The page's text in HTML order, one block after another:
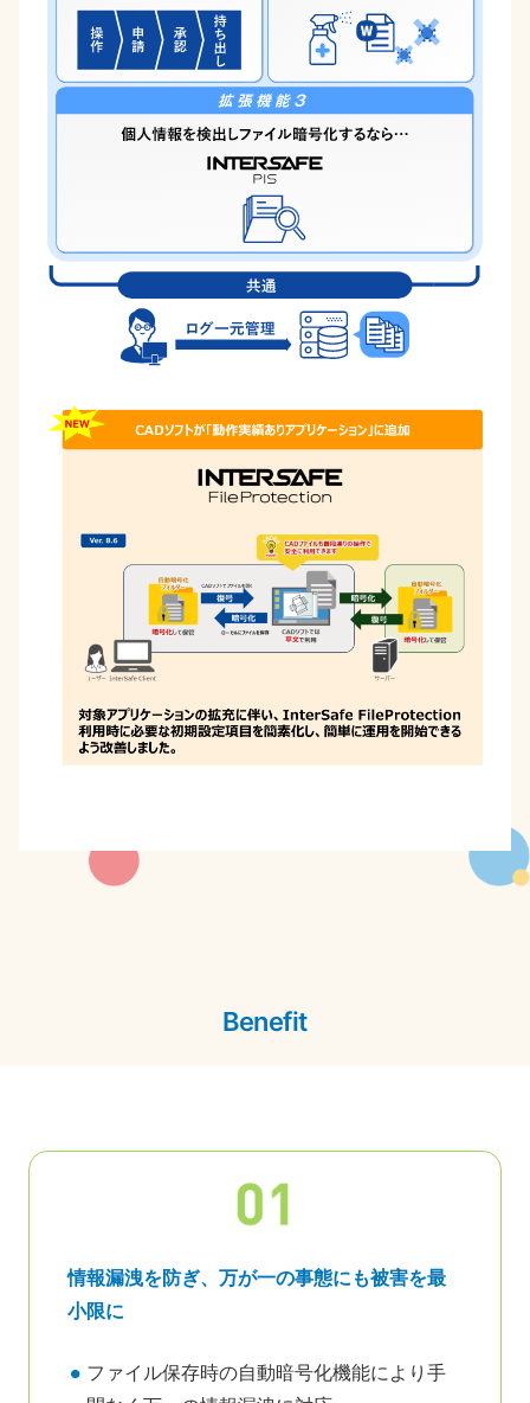
Benefit
情報漏洩を防ぎ、万が一の事態にも被害を最
小限に
ファイル保存時の自動暗号化機能により手